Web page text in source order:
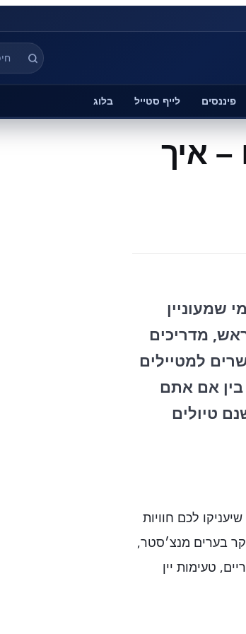
פיננסים לייף סטייל בלוג
– איך
שמעוניין
מדריכים
למטיילים
בין אם אתם
טיולים
נמנים מספר יעדים שיעניקו לכם חוויות
בערים מנצ׳סטר,
טעימות יין